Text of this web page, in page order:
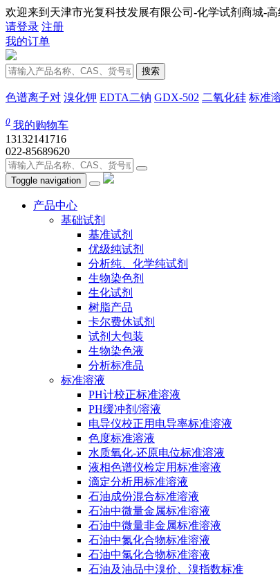
欢迎来到天津市光复科技发展有限公司-化学试剂商城-
请登录 注册
我的订单
搜索
色谱离子对 溴化钾 EDTA二钠 GDX-502 二氧化硅 标准
0 我的购物车
13132141716
022-85689620
Toggle navigation
产品中心
基础试剂
基准试剂
优级纯试剂
分析纯、化学纯试剂
生物染色剂
生化试剂
树脂产品
卡尔费休试剂
试剂大包装
生物染色液
分析标准品
标准溶液
PH计校正标准溶液
PH缓冲剂/溶液
电导仪校正用电导率标准溶液
色度标准溶液
水质氧化-还原电位标准溶液
液相色谱仪检定用标准溶液
滴定分析用标准溶液
石油成份混合标准溶液
石油中微量金属标准溶液
石油中微量非金属标准溶液
石油中氮化合物标准溶液
石油中氯化合物标准溶液
石油及油品中溴价、溴指数标准